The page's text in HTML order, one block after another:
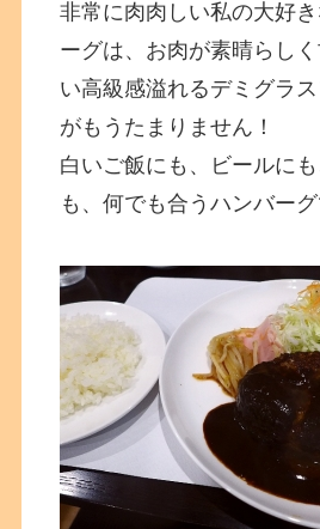
非常に肉肉しい私の大好
ーグは、お肉が素晴らし
い高級感溢れるデミグラ
がもうたまりません！
白いご飯にも、ビールに
も、何でも合うハンバー